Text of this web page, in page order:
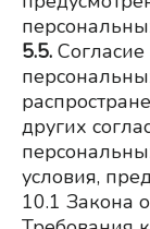
5.5.
других
условия,
10.1 Закона